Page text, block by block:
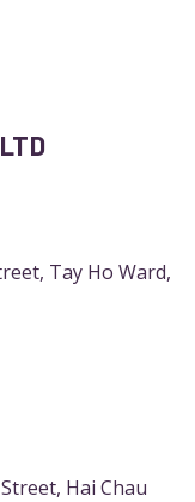
Tay Ho Ward,
Hai Chau